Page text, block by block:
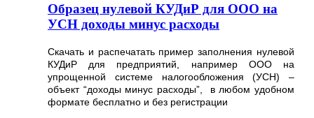
Образец нулевой КУДиР для ООО на
УСН доходы минус расходы
Скачать и распечатать пример заполнения нулевой
КУДиР для предприятий, например ООО на
упрощенной системе налогообложения (УСН) –
объект “доходы минус расходы”, в любом удобном
формате бесплатно и без регистрации